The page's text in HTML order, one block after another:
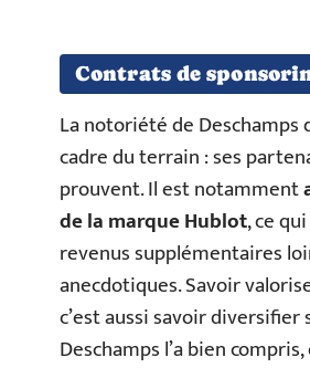
Contrats de
La notoriété de Deschamps
cadre du terrain : ses
prouvent. Il est notamment
de la marque Hublot, ce
revenus supplémentaires
anecdotiques. Savoir
c’est aussi savoir diversifier
Deschamps l’a bien